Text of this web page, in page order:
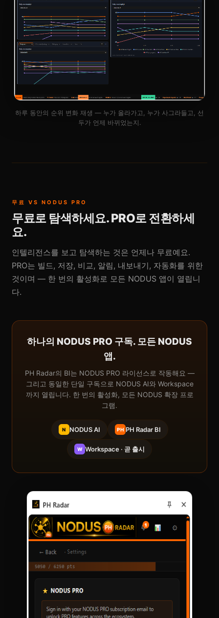
하루 동안의 순위 변화 재생 — 누가 올라가고, 누가 사그라들고, 선
두가 언제 바뀌었는지.
무료 VS NODUS PRO
무료로 탐색하세요. PRO로 전환하세
요.
인텔리전스를 보고 탐색하는 것은 언제나 무료예요.
PRO는 빌드, 저장, 비교, 알림, 내보내기, 자동화를 위한
것이며 — 한 번의 활성화로 모든 NODUS 앱이 열립니
다.
하나의 NODUS PRO 구독. 모든 NODUS
앱.
PH Radar의 BI는 NODUS PRO 라이선스로 작동해요 —
그리고 동일한 단일 구독으로 NODUS AI와 Workspace
까지 열립니다. 한 번의 활성화, 모든 NODUS 확장 프로
그램.
N NODUS AI PH PH Radar BI
W Workspace · 곧 출시